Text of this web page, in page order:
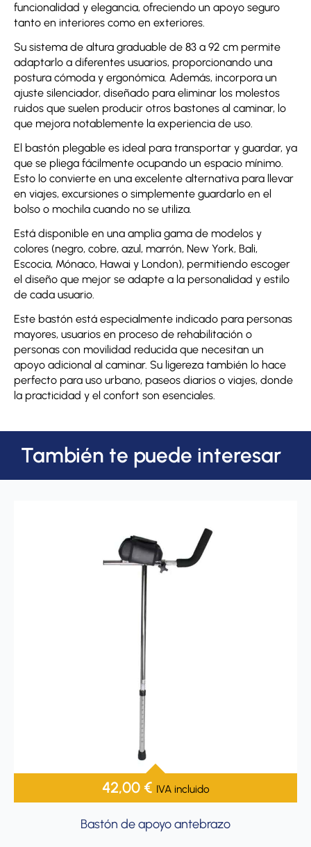
funcionalidad y elegancia, ofreciendo un apoyo seguro
tanto en interiores como en exteriores.
Su sistema de altura graduable de 83 a 92 cm permite
adaptarlo a diferentes usuarios, proporcionando una
postura cómoda y ergonómica. Además, incorpora un
ajuste silenciador, diseñado para eliminar los molestos
ruidos que suelen producir otros bastones al caminar, lo
que mejora notablemente la experiencia de uso.
El bastón plegable es ideal para transportar y guardar, ya
que se pliega fácilmente ocupando un espacio mínimo.
Esto lo convierte en una excelente alternativa para llevar
en viajes, excursiones o simplemente guardarlo en el
bolso o mochila cuando no se utiliza.
Está disponible en una amplia gama de modelos y
colores (negro, cobre, azul, marrón, New York, Bali,
Escocia, Mónaco, Hawai y London), permitiendo escoger
el diseño que mejor se adapte a la personalidad y estilo
de cada usuario.
Este bastón está especialmente indicado para personas
mayores, usuarios en proceso de rehabilitación o
personas con movilidad reducida que necesitan un
apoyo adicional al caminar. Su ligereza también lo hace
perfecto para uso urbano, paseos diarios o viajes, donde
la practicidad y el confort son esenciales.
También te puede interesar
42,00€ IVA incluido
Bastón de apoyo antebrazo